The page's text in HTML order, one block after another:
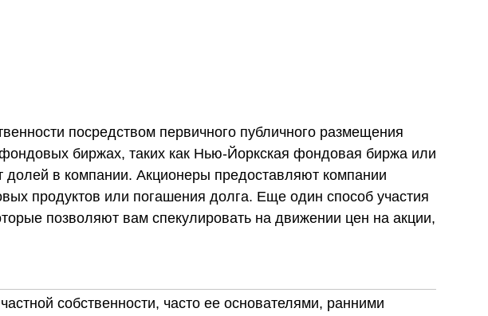
посредством первичного публичного размещения
фондовых биржах, таких как Нью-Йоркская фондовая биржа или
долей в компании. Акционеры предоставляют компании
продуктов или погашения долга. Еще один способ участия
позволяют вам спекулировать на движении цен на акции,
собственности, часто ее основателями, ранними